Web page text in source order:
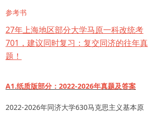
参考书
27年上海地区部分大学马原一科改统考
701，建议同时复习：复交同济的往年真
题！
A1.纸质版部分：2022-2026年真题及答案
2022-2026年同济大学630马克思主义基本原